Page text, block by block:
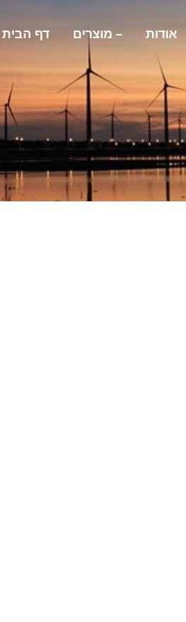
דף הבית מוצרים – אודות